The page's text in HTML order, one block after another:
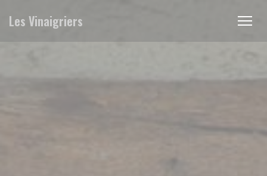
Les Vinaigriers